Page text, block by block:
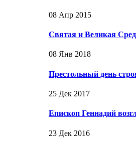
08 Апр 2015
Святая и Великая
08 Янв 2018
Престольный день
25 Дек 2017
Епископ Геннадий
23 Дек 2016